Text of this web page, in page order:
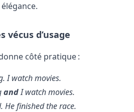
vécus d’usage
côté pratique :
I watch movies.
andI watch movies.
He finished the race.